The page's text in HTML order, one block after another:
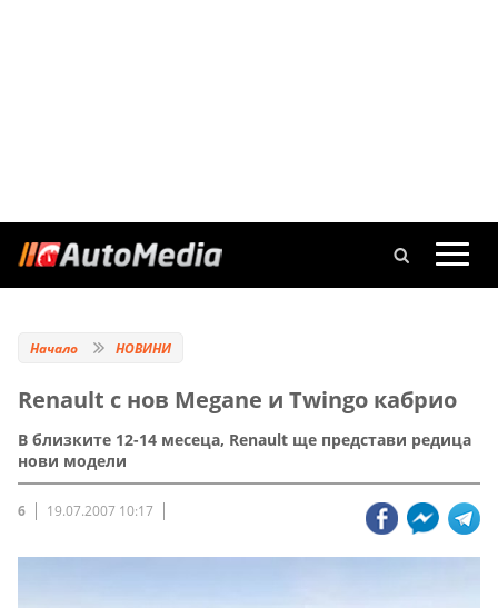
Начало НОВИНИ
Renault с нов Megane и Twingo кабрио
В близките 12-14 месеца, Renault ще представи редица
нови модели
6 19.07.2007 10:17